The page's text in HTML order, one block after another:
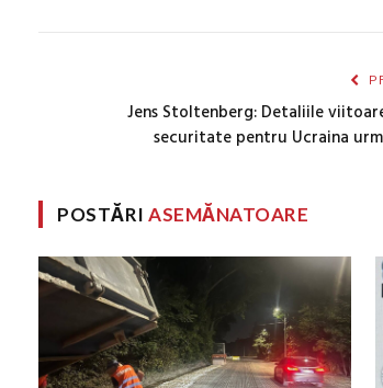
Jens Stoltenberg: Detaliile
securitate pentru Ucraina
POSTĂRIASEMĂNATOARE